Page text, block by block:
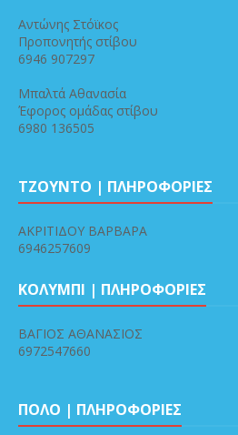
Αντώνης Στόϊκος
Προπονητής στίβου
6946 907297
Μπαλτά Αθανασία
Έφορος ομάδας στίβου
6980 136505
ΤΖΟΥΝΤΟ | ΠΛΗΡΟΦΟΡΙΕΣ
ΑΚΡΙΤΙΔΟΥ ΒΑΡΒΑΡΑ
6946257609
ΚΟΛΥΜΠΙ | ΠΛΗΡΟΦΟΡΙΕΣ
ΒΑΓΙΟΣ ΑΘΑΝΑΣΙΟΣ
6972547660
ΠΟΛΟ | ΠΛΗΡΟΦΟΡΙΕΣ